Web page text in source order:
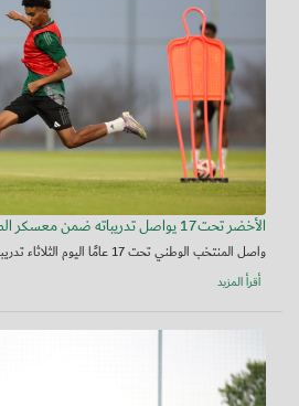
الأخضر تحت17 يواصل تدريباته ضمن معسكر الطائف
واصل المنتخب الوطني تحت 17 عامًا اليوم الثلاثاء تدريباته ضمن معسكره في...
أقرأ المزيد